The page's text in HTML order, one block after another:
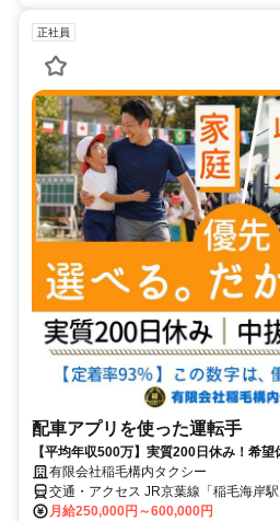
正社員
配車アプリを使った運転手
【平均年収500万】実質200日休み！希
有限会社稲毛構内タクシー
交通・アクセス JR京葉線「稲毛海岸
月給250,000円～600,000円